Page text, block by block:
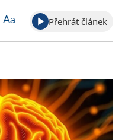
Aa Přehrát článek